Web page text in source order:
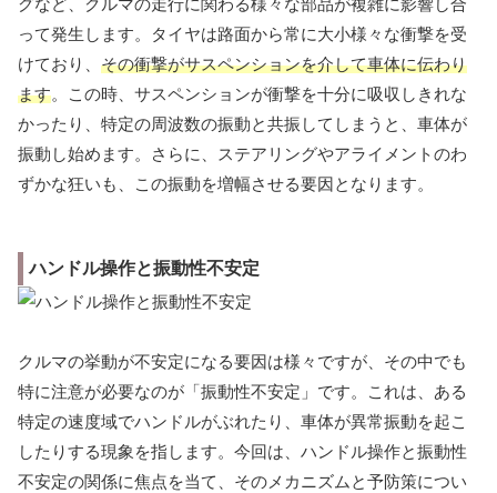
って発生します。タイヤは路面から常に大小様々な衝撃を受
けており、 その衝撃がサスペンションを介して車体に伝わり
ます。この時、サスペンションが衝撃を十分に吸収しきれな
かったり、特定の周波数の振動と共振してしまうと、車体が
振動し始めます。さらに、ステアリングやアライメントのわ
ずかな狂いも、この振動を増幅させる要因となります。
ハンドル操作と振動性不安定
クルマの挙動が不安定になる要因は様々ですが、その中でも
特に注意が必要なのが「振動性不安定」です。これは、ある
特定の速度域でハンドルがぶれたり、車体が異常振動を起こ
したりする現象を指します。今回は、ハンドル操作と振動性
不安定の関係に焦点を当て、そのメカニズムと予防策につい